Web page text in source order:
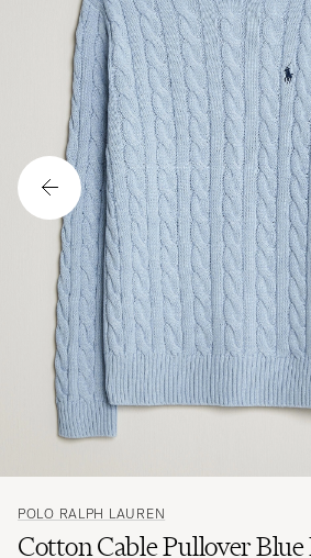
POLO RALPH LAUREN
Cotton Cable Pullover